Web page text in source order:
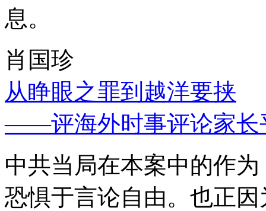
息。
肖国珍
从睁眼之罪到越洋要挟
——评海外时事评论家长
中共当局在本案中的作
恐惧于言论自由。也正